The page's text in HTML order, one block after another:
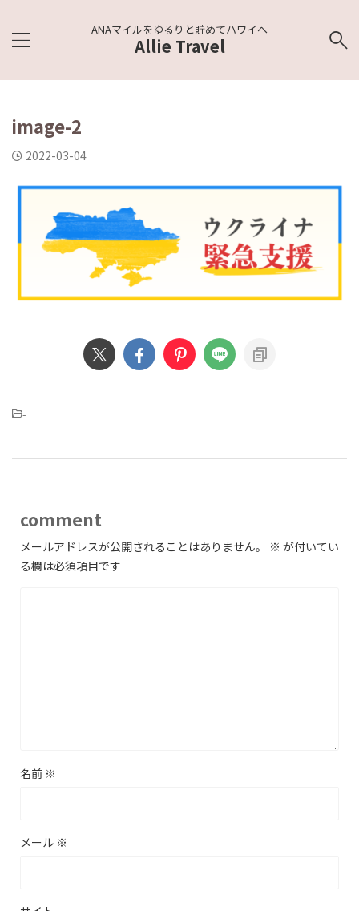
ANAマイルをゆるりと貯めてハワイへ
Allie Travel
image-2
2022-03-04
-
comment
メールアドレスが公開されることはありません。 ※ が付いてい
る欄は必須項目です
名前 ※
メール ※